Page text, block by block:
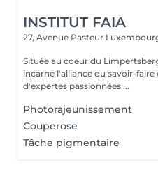
INSTITUT FAIA
27, Avenue Pasteur
Située au coeur du
incarne l'alliance du savoir-faire et de
d'expertes passionnées ...
Photorajeunissement
Couperose
Tâche pigmentaire